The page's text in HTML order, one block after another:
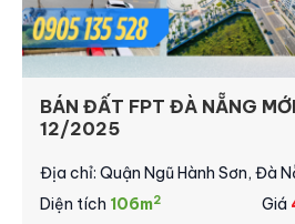
BÁN LÔ ĐẤT SHOPHOUSE
KINH DOANH ĐẸP NHẤT TẠI
Địa chỉ: Quận Ngũ Hành Sơn, Đà
Diện tích 108m2 Giá